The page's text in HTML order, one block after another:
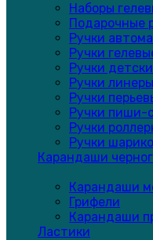
Наборы
Подарочные
Ручки
Ручки
Ручки
Ручки линеры
Ручки
Ручки пиши-
Ручки
Ручки
Карандаши
Карандаши
Грифели
Карандаши
Ластики